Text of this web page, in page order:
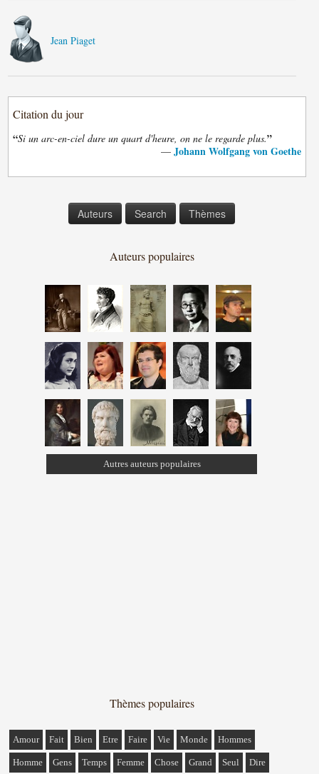
Jean Piaget
Citation du jour
“Si un arc-en-ciel dure un quart d'heure, on ne le regarde plus.”
— Johann Wolfgang von Goethe
Auteurs Search Thèmes
Auteurs populaires
Autres auteurs populaires
Thèmes populaires
Amour Fait Bien Etre Faire Vie Monde Hommes
Homme Gens Temps Femme Chose Grand Seul Dire